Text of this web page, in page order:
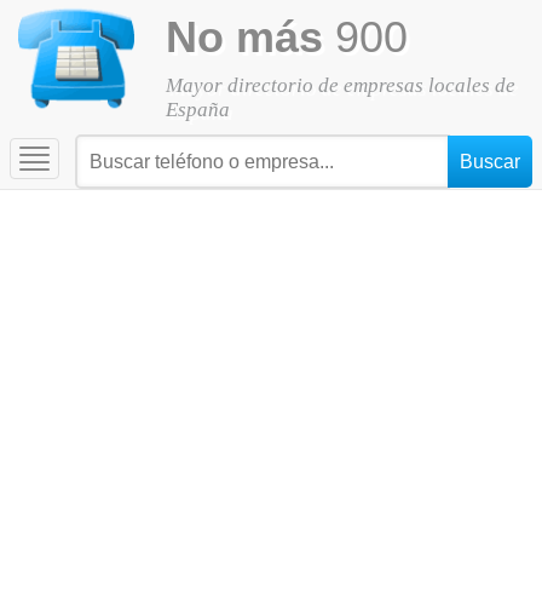
No más 900
Mayor directorio de empresas locales de
España
Toggle
navigation